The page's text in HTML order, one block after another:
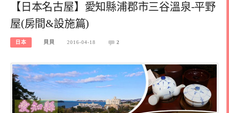
【日本名古屋】愛知縣浦郡市三谷溫泉-平野
屋(房間&設施篇)
日本 貝貝 2016-04-18 2